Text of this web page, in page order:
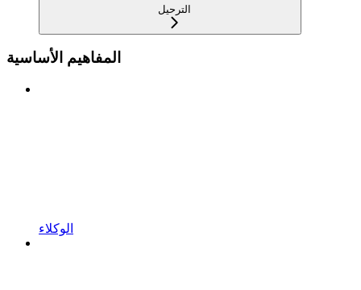
الترحيل
المفاهيم الأساسية
الوكلاء